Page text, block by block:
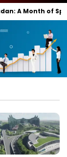
A Month of